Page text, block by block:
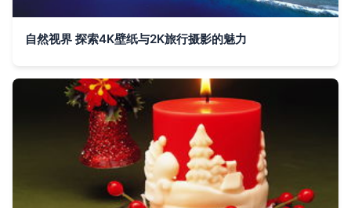
自然视界 探索4K壁纸与2K旅行摄影的魅力